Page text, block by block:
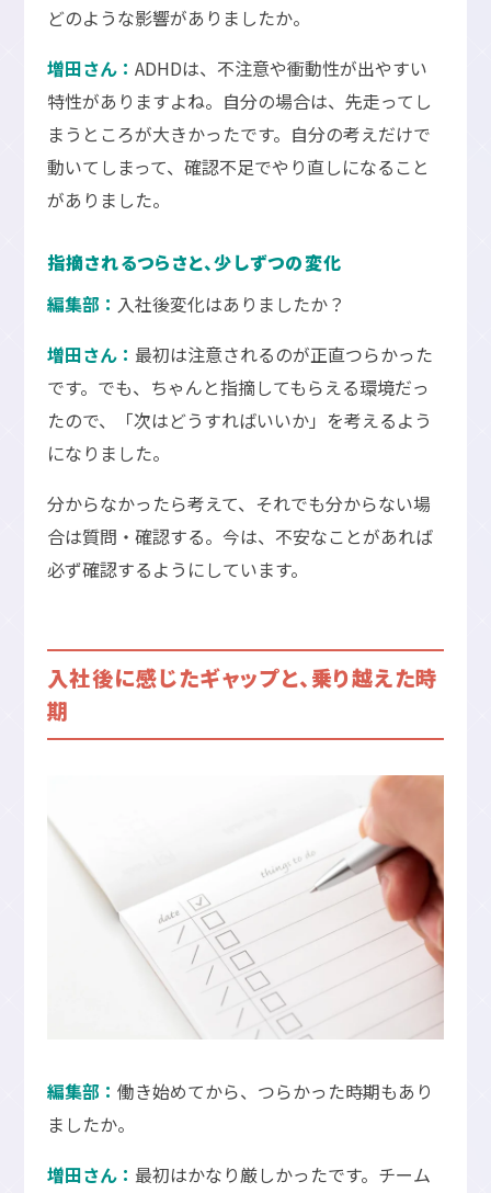
どのような影響がありましたか。
増田さん： ADHDは、不注意や衝動性が出やすい
特性がありますよね。自分の場合は、先走ってし
まうところが大きかったです。自分の考えだけで
動いてしまって、確認不足でやり直しになること
がありました。
指摘されるつらさと、少しずつの変化
編集部： 入社後変化はありましたか？
増田さん： 最初は注意されるのが正直つらかった
です。でも、ちゃんと指摘してもらえる環境だっ
たので、「次はどうすればいいか」を考えるよう
になりました。
分からなかったら考えて、それでも分からない場
合は質問・確認する。今は、不安なことがあれば
必ず確認するようにしています。
入社後に感じたギャップと、乗り越えた時
期
編集部： 働き始めてから、つらかった時期もあり
ましたか。
増田さん： 最初はかなり厳しかったです。チーム